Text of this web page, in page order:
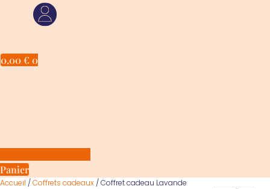
0,00€ 0
Panier
Accueil /Coffrets cadeaux / Coffret cadeau Lavande